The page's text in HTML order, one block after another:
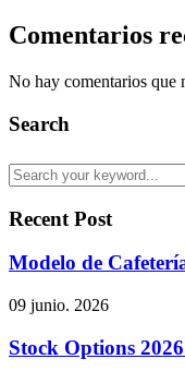
Comentarios
No hay comentarios que
Search
Recent Post
Modelo de
09 junio. 2026
Stock Options